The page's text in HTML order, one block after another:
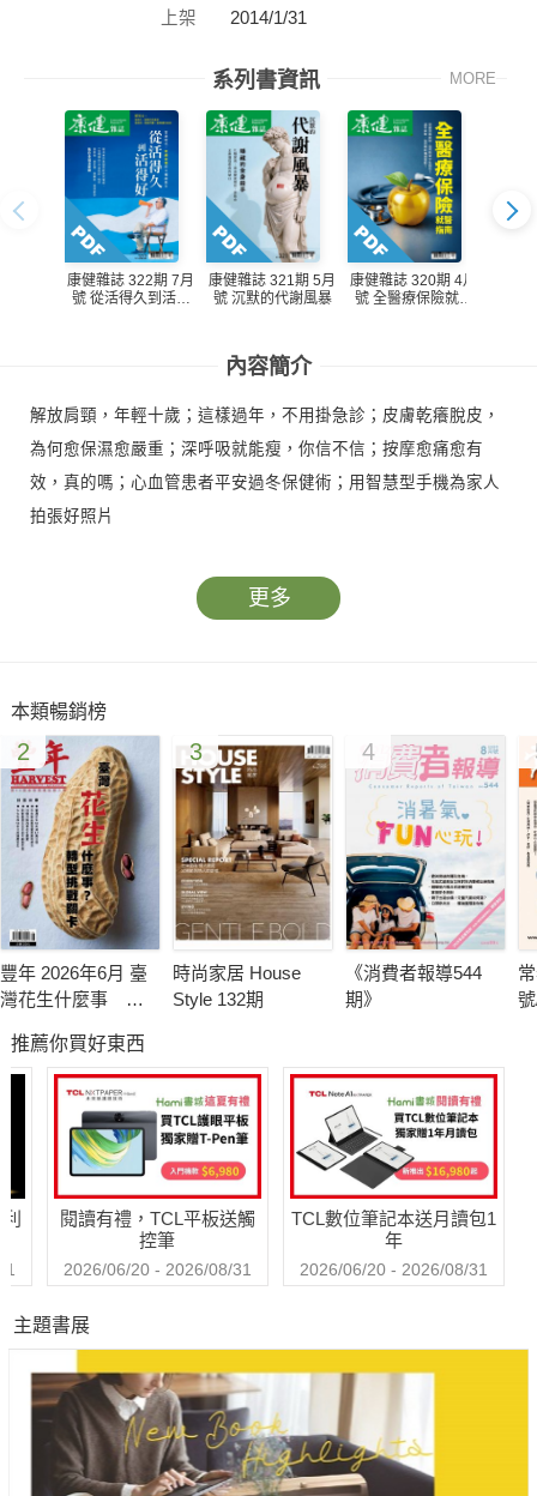
上架
2014/1/31
系列書資訊 MORE
康健雜誌 322期 7月
號 從活得久到活得
康健雜誌 321期 5月
號 沉默的代謝風暴
康健雜誌 320期 4月
號 全醫療保險就醫
內容簡介
解放肩頸，年輕十歲；這樣過年，不用掛急診；皮膚乾癢脫皮，
為何愈保濕愈嚴重；深呼吸就能瘦，你信不信；按摩愈痛愈有
效，真的嗎；心血管患者平安過冬保健術；用智慧型手機為家人
拍張好照片
更多
本類暢銷榜
2
豐年 2026年6月 臺
灣花生什麼事 轉
3
時尚家居 House
Style 132期
4
《消費者報導544
期》
推薦你買好東西
閱讀有禮，TCL平板送觸
控筆
2026/06/20 - 2026/08/31
TCL數位筆記本送月讀包1
年
2026/06/20 - 2026/08/31
主題書展